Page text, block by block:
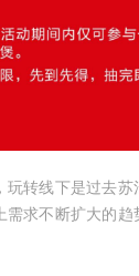
玩转线下是过去
需求不断扩大的